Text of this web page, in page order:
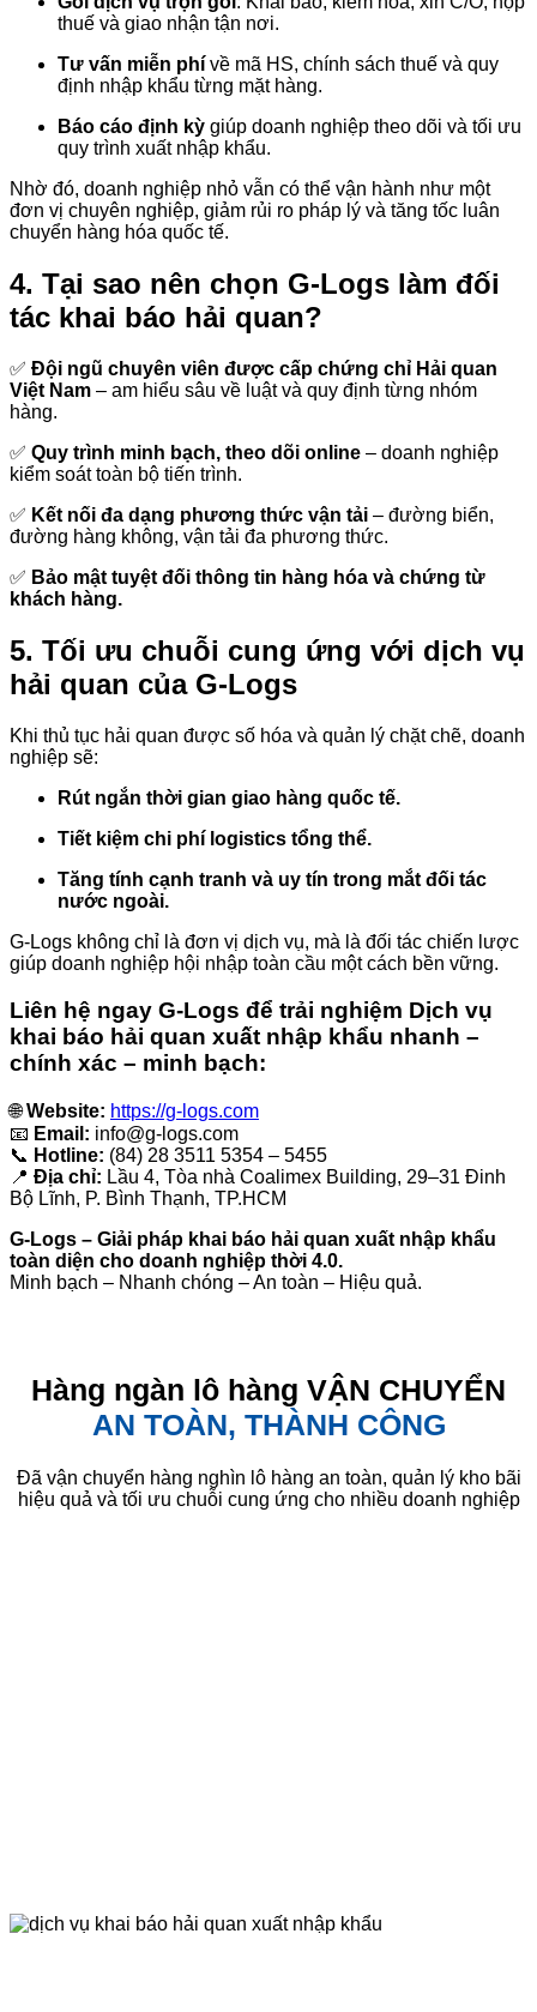
thuế và giao nhận tận nơi.
Tư vấn miễn phí về mã HS, chính sách thuế và quy
định nhập khẩu từng mặt hàng.
Báo cáo định kỳ giúp doanh nghiệp theo dõi và tối ưu
quy trình xuất nhập khẩu.
Nhờ đó, doanh nghiệp nhỏ vẫn có thể vận hành như một
đơn vị chuyên nghiệp, giảm rủi ro pháp lý và tăng tốc luân
chuyển hàng hóa quốc tế.
4. Tại sao nên chọn G-Logs làm đối
tác khai báo hải quan?
✅ Đội ngũ chuyên viên được cấp chứng chỉ Hải quan
Việt Nam – am hiểu sâu về luật và quy định từng nhóm
hàng.
✅ Quy trình minh bạch, theo dõi online – doanh nghiệp
kiểm soát toàn bộ tiến trình.
✅ Kết nối đa dạng phương thức vận tải – đường biển,
đường hàng không, vận tải đa phương thức.
✅ Bảo mật tuyệt đối thông tin hàng hóa và chứng từ
khách hàng.
5. Tối ưu chuỗi cung ứng với dịch vụ
hải quan của G-Logs
Khi thủ tục hải quan được số hóa và quản lý chặt chẽ, doanh
nghiệp sẽ:
Rút ngắn thời gian giao hàng quốc tế.
Tiết kiệm chi phí logistics tổng thể.
Tăng tính cạnh tranh và uy tín trong mắt đối tác
nước ngoài.
G-Logs không chỉ là đơn vị dịch vụ, mà là đối tác chiến lược
giúp doanh nghiệp hội nhập toàn cầu một cách bền vững.
Liên hệ ngay G-Logs để trải nghiệm Dịch vụ
khai báo hải quan xuất nhập khẩu nhanh –
chính xác – minh bạch:
🌐Website: https://g-logs.com
📧 Email: info@g-logs.com
📞 Hotline: (84) 28 3511 5354 – 5455
📍 Địa chỉ: Lầu 4, Tòa nhà Coalimex Building, 29–31 Đinh
Bộ Lĩnh, P. Bình Thạnh, TP.HCM
G-Logs – Giải pháp khai báo hải quan xuất nhập khẩu
toàn diện cho doanh nghiệp thời 4.0.
Minh bạch – Nhanh chóng – An toàn – Hiệu quả.
Hàng ngàn lô hàng VẬN CHUYỂN
AN TOÀN, THÀNH CÔNG
Đã vận chuyển hàng nghìn lô hàng an toàn, quản lý kho bãi
hiệu quả và tối ưu chuỗi cung ứng cho nhiều doanh nghiệp